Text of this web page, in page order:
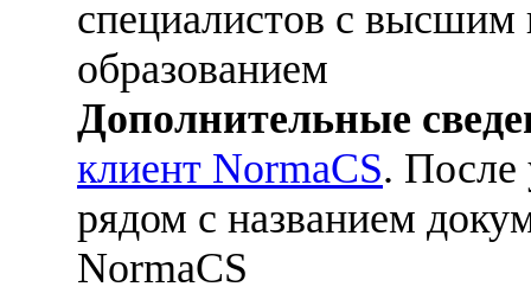
специалистов с
образованием
Дополнительные
клиент NormaCS. После
рядом с названием
NormaCS